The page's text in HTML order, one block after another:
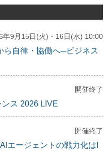
年9月15日(火)・16日(水) 10:00
ら自律・協働へ─ビジネス
開催終了
ス 2026 LIVE
開催終了
エージェントの戦力化はI